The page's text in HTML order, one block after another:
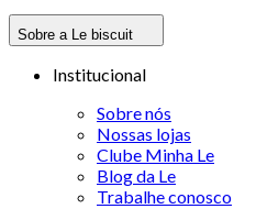
Sobre a Le biscuit
Institucional
Sobre nós
Nossas lojas
Clube Minha Le
Blog da Le
Trabalhe conosco